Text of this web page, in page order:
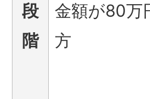
段
階
金額が80万
方